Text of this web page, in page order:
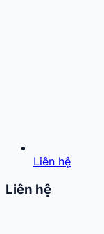
Liên hệ
Liên hệ